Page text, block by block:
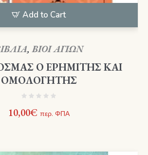
Add to Cart
,ΒΙΟΙ ΑΓΙΩΝ
Ο ΕΡΗΜΙΤΗΣ ΚΑΙ
ΟΜΟΛΟΓΗΤΗΣ
10,00€ περ. ΦΠΑ